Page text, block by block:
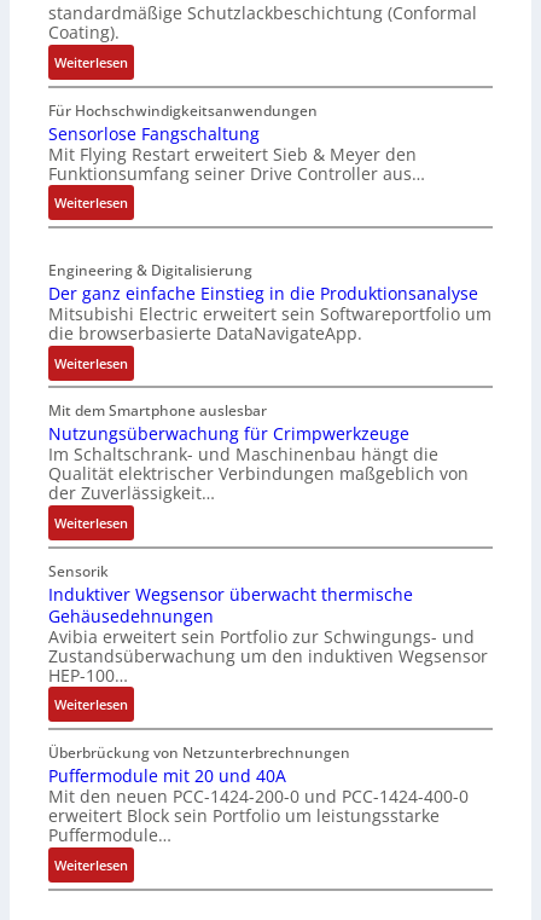
M
u
l
t
i
t
u
r
n
-
i
t
E
n
c
o
d
e
r
e
r
t
e
L
a
e
r
t
i
a
n
g
u
l
a
t
i
o
n
standardmäßige Schutzlackbeschichtung (Conformal
Coating).
Weiterlesen:
I
P
C
N
t
t
e
i
l
r
h
ä
l
S
c
h
t
z
l
a
k
b
e
s
c
h
i
c
h
Für Hochschwindigkeitsanwendungen
Sensorlose Fangschaltung
Mit Flying Restart erweitert Sieb & Meyer den
Funktionsumfang seiner Drive Controller aus…
Weiterlesen:
S
n
s
o
r
l
o
s
e
F
a
n
g
s
h
a
l
t
u
n
g
Engineering & Digitalisierung
Der ganz einfache Einstieg in die Produktionsanalyse
Mitsubishi Electric erweitert sein Softwareportfolio um
die browserbasierte DataNavigateApp.
Weiterlesen:
D
e
r
g
a
n
z
e
n
f
a
c
h
e
E
i
n
s
t
i
e
g
Mit dem Smartphone auslesbar
Nutzungsüberwachung für Crimpwerkzeuge
Im Schaltschrank- und Maschinenbau hängt die
Qualität elektrischer Verbindungen maßgeblich von
der Zuverlässigkeit…
Weiterlesen:
N
t
z
u
n
s
ü
b
e
r
w
a
c
h
Sensorik
Induktiver Wegsensor überwacht thermische
Gehäusedehnungen
Avibia erweitert sein Portfolio zur Schwingungs- und
Zustandsüberwachung um den induktiven Wegsensor
HEP-100…
Weiterlesen:
I
n
d
u
k
t
i
v
Überbrückung von Netzunterbrechnungen
Puffermodule mit 20 und 40A
Mit den neuen PCC-1424-200-0 und PCC-1424-400-0
erweitert Block sein Portfolio um leistungsstarke
Puffermodule…
Weiterlesen:
P